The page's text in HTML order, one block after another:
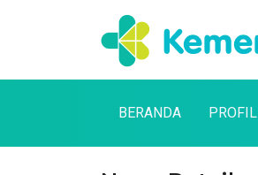
BERANDA PROFIL